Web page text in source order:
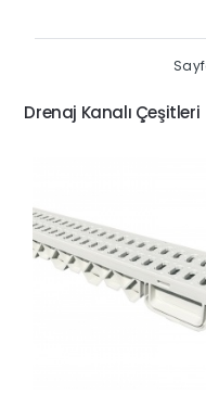
Drenaj Kanalı Çeşitleri